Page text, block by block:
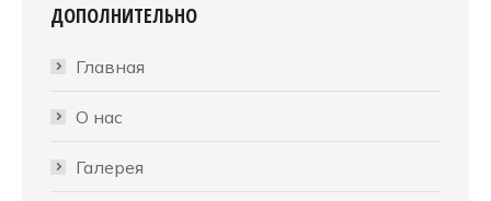
ДОПОЛНИТЕЛЬНО
Главная
О нас
Галерея